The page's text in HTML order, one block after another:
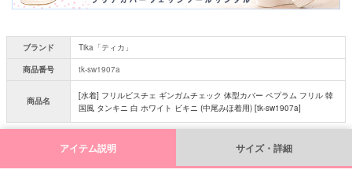
ブランド
Tika「ティカ」
商品番号
tk-sw1907a
商品名
[水着] フリルビスチェ ギンガムチェック 体型カバー ペプラム フリル 韓
国風 タンキニ 白 ホワイト ビキニ (中尾みほ着用) [tk-sw1907a]
アイテム説明 サイズ・詳細